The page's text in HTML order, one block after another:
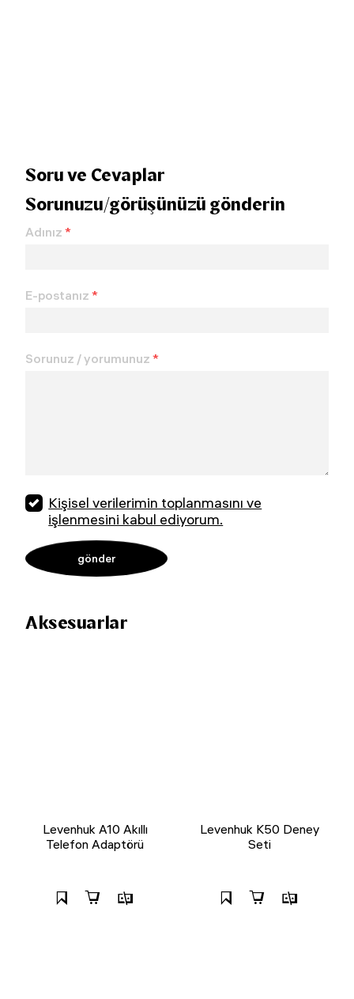
Soru ve Cevaplar
Sorunuzu/görüşünüzü gönderin
Adınız *
E-postanız *
Sorunuz / yorumunuz *
Kişisel verilerimin toplanmasını ve
işlenmesini kabul ediyorum.
Aksesuarlar
Levenhuk A10 Akıllı
Telefon Adaptörü
Levenhuk K50 Deney
Seti